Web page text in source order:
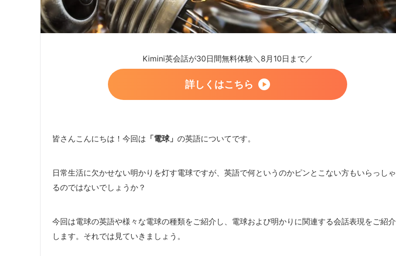
Kimini英会話が30日間無料体験＼8月10日まで／
詳しくはこちら
皆さんこんにちは！今回は 「電球」 の英語についてです。
日常生活に欠かせない明かりを灯す電球ですが、英語で何というのかピンとこない方もいらっしゃ
るのではないでしょうか？
今回は電球の英語や様々な電球の種類をご紹介し、電球および明かりに関連する会話表現をご紹介
します。それでは見ていきましょう。